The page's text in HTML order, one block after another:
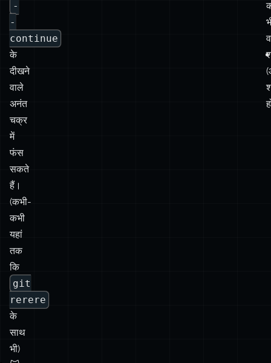
दीखने
वाले
अनंत
चक्र
में
फंस
सकते
हैं।
(कभी-
कभी
यहां
तक
कि
git
rerere
के
साथ
भी)
🙀
महत्वपूर्ण
सहयोग
विशेषताओं